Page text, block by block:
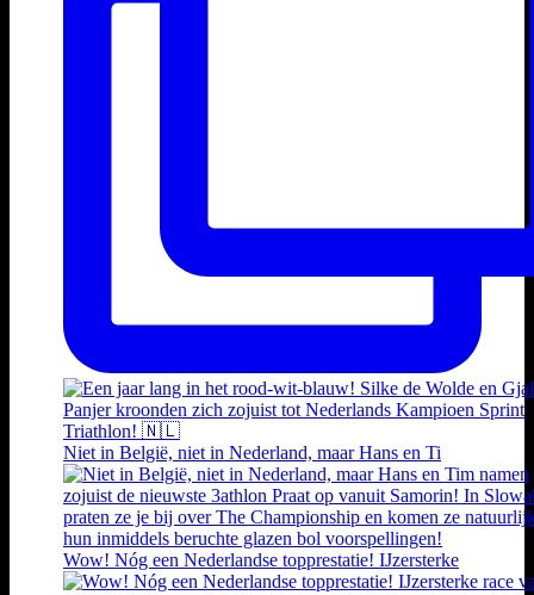
Niet in België, niet in Nederland, maar Hans en Ti
Wow! Nóg een Nederlandse topprestatie! IJzersterke